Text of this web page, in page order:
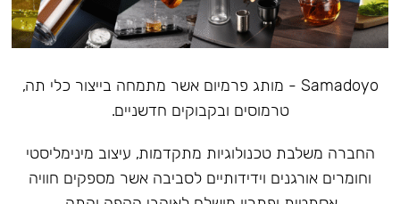
Samadoyo - מותג פרמיום אשר מתמחה בייצור כלי תה,
טרמוסים ובקבוקים חדשניים.
‏החברה משלבת טכנולוגיות מתקדמות, עיצוב מינימליסטי
וחומרים אורגנים וידידותיים לסביבה אשר מספקים חוויה